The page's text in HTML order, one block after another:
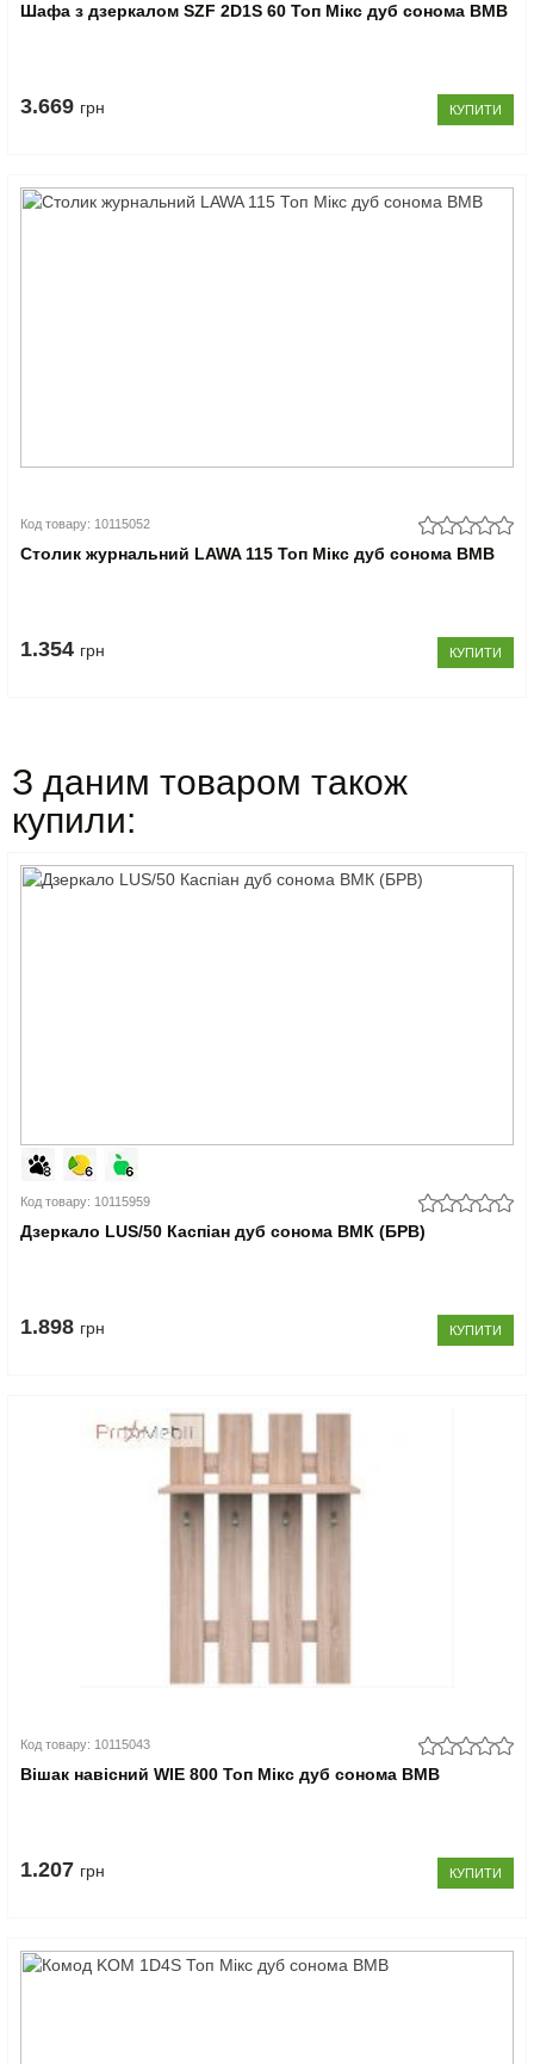
Шафа з дзеркалом SZF 2D1S 60 Топ Мікс дуб сонома ВМВ
3.669 грн КУПИТИ
Код товару: 10115052
Столик журнальний LAWA 115 Топ Мікс дуб сонома ВМВ
1.354 грн КУПИТИ
З даним товаром також
купили:
Код товару: 10115959
Дзеркало LUS/50 Каспіан дуб сонома ВМК (БРВ)
1.898 грн КУПИТИ
Код товару: 10115043
Вішак навісний WIE 800 Топ Мікс дуб сонома ВМВ
1.207 грн КУПИТИ